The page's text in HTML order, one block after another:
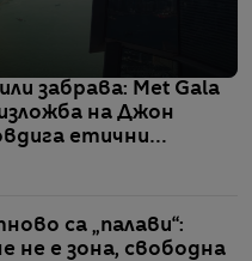
забрава: Met Gala
на Джон
етични
са „палави“:
не е зона, свободна